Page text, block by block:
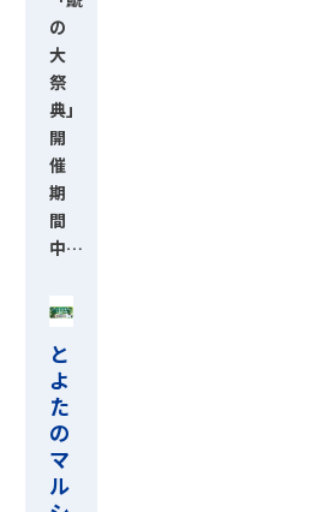
の
大
祭
典」
開
催
期
間
中…
と
よ
た
の
マ
ル